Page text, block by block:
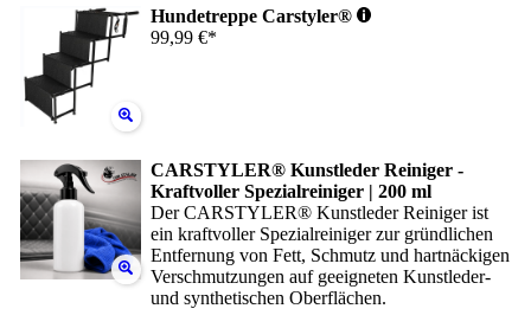
Hundetreppe Carstyler®
99,99 €*
CARSTYLER® Kunstleder Reiniger -
Kraftvoller Spezialreiniger | 200 ml
Der CARSTYLER® Kunstleder Reiniger ist
ein kraftvoller Spezialreiniger zur gründlichen
Entfernung von Fett, Schmutz und hartnäckigen
Verschmutzungen auf geeigneten Kunstleder-
und synthetischen Oberflächen.